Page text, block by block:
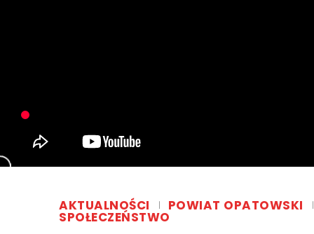
AKTUALNOŚCI POWIAT OPATOWSKI
SPOŁECZEŃSTWO